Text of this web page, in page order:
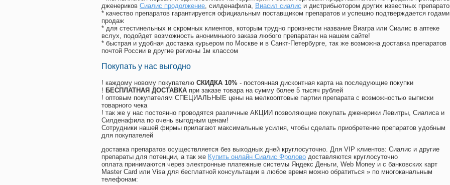
дженериков Сиалис продолжение, силденафила, Виасил сиалис и дистрибьютором других известных
* качество препаратов гарантируется официальным поставщиком препаратов и успешно подтверждается годами
продаж
* для стестинельных и скромных клиентов, которым трудно произнести название Виагра или Сиалис в аптеке
вслух, подойдет возможность анонимныого заказа любого препаратан на нашем сайте!
* быстрая и удобная доставка курьером по Москве и в Санкт-Петербурге, так же возможна доставка препаратов
почтой России в другие регионы 1м классом
Покупать у нас выгодно
! каждому новому покупателю СКИДКА 10% - постоянная дисконтная карта на последующие покупки
! БЕСПЛАТНАЯ ДОСТАВКА при заказе товара на сумму более 5 тысяч рублей
! оптовым покупателям СПЕЦИАЛЬНЫЕ цены на мелкооптовые партии препарата с возможностью выписки
товарного чека
! так же у нас постоянно проводятся различные АКЦИИ позволяющие покупать дженерики Левитры, Сиалиса и
Силденафила по очень выгодным ценам!
Cотрудники нашей фирмы прилагают максимальные усилия, чтобы сделать приобретение препаратов удобным
для покупателей
доставка препаратов осуществляется без выходных дней круглосуточно. Для VIP клиентов: Сиалис и другие
препараты для потенции, а так же Купить онлайн Сиалис Фролово доставляются круглосуточно
оплата принимаются через электронные платежные системы Яндекс Деньги, Web Money и с банковских карт
Master Card или Visa для бесплатной консультации в любое время можно обратиться » по многоканальным
телефонам: